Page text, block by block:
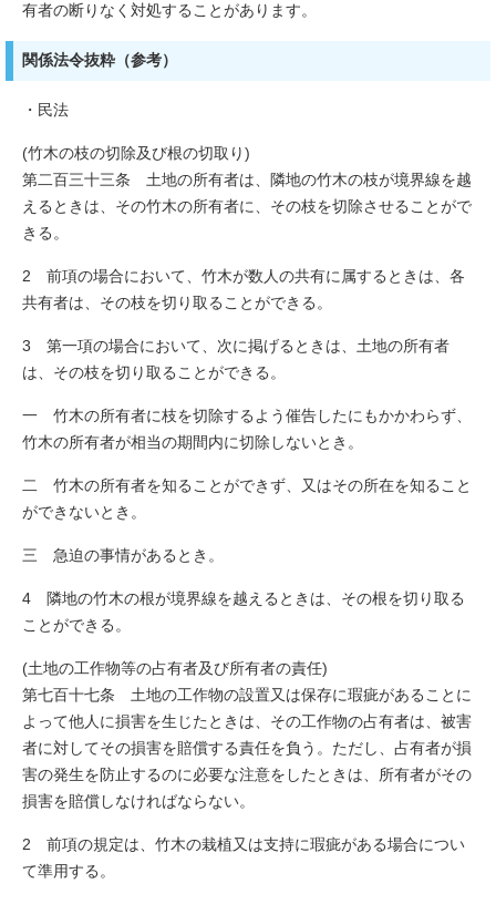
有者の断りなく対処することがあります。
関係法令抜粋（参考）
・民法
(竹木の枝の切除及び根の切取り)
第二百三十三条 土地の所有者は、隣地の竹木の枝が境界線を越
えるときは、その竹木の所有者に、その枝を切除させることがで
きる。
2 前項の場合において、竹木が数人の共有に属するときは、各
共有者は、その枝を切り取ることができる。
3 第一項の場合において、次に掲げるときは、土地の所有者
は、その枝を切り取ることができる。
一 竹木の所有者に枝を切除するよう催告したにもかかわらず、
竹木の所有者が相当の期間内に切除しないとき。
二 竹木の所有者を知ることができず、又はその所在を知ること
ができないとき。
三 急迫の事情があるとき。
4 隣地の竹木の根が境界線を越えるときは、その根を切り取る
ことができる。
(土地の工作物等の占有者及び所有者の責任)
第七百十七条 土地の工作物の設置又は保存に瑕疵があることに
よって他人に損害を生じたときは、その工作物の占有者は、被害
者に対してその損害を賠償する責任を負う。ただし、占有者が損
害の発生を防止するのに必要な注意をしたときは、所有者がその
損害を賠償しなければならない。
2 前項の規定は、竹木の栽植又は支持に瑕疵がある場合につい
て準用する。